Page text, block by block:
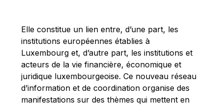
Michael Sohlman
Michel Goedert
Mireille Delmas-Marty
Nobuo Tanaka
Otmar Issing
Elle constitue un lien entre, d’une part, les
institutions européennes établies à
Luxembourg et, d’autre part, les institutions et
acteurs de la vie financière, économique et
juridique luxembourgeoise. Ce nouveau réseau
d’information et de coordination organise des
manifestations sur des thèmes qui mettent en